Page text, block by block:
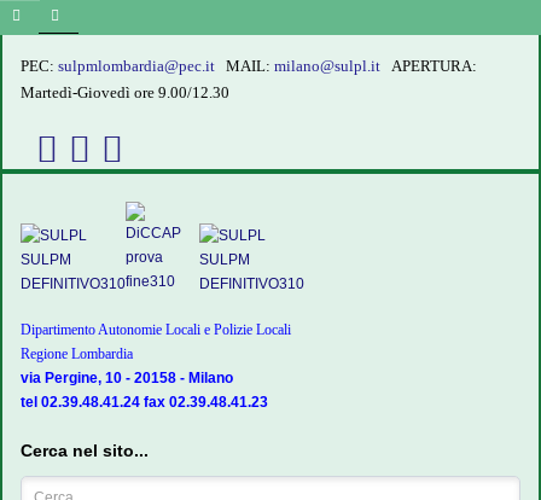
PEC: sulpmlombardia@pec.it MAIL: milano@sulpl.it APERTURA:
Martedì-Giovedì ore 9.00/12.30
Dipartimento Autonomie Locali e Polizie Locali
Regione Lombardia
via Pergine, 10 - 20158 - Milano
tel 02.39.48.41.24 fax 02.39.48.41.23
Cerca nel sito...
Cerca...